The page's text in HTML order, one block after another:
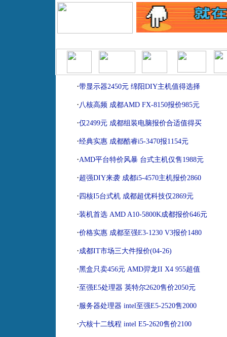
·带显示器2450元 绵阳DIY主机值得选择
·八核高频 成都AMD FX-8150报价985元
·仅2499元 成都组装电脑报价合适值得买
·经典实惠 成都酷睿i5-3470报1154元
·AMD平台特价风暴 台式主机仅售1988元
·超强DIY来袭 成都i5-4570主机报价2860
· 四核I5台式机 成都超优科技仅2869元
·装机首选 AMD A10-5800K成都报价646元
·价格实惠 成都至强E3-1230 V3报价1480
·成都IT市场三大件报价(04-26)
·黑盒只卖456元 AMD羿龙II X4 955超值
·至强E5处理器 英特尔2620售价2050元
·服务器处理器 intel至强E5-2520售2000
·六核十二线程 intel E5-2620售价2100